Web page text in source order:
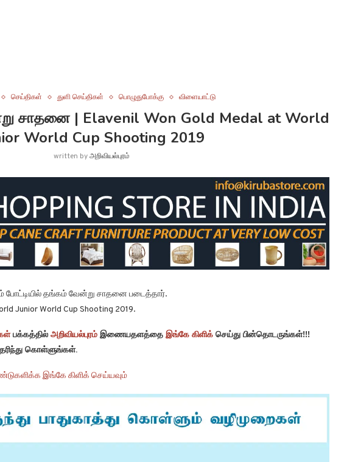
செய்திகள் துளி செய்திகள் பொழுதுபோக்கு விளையாட்டு
சாதனை | Elavenil Won Gold Medal at World
World Cup Shooting 2019
written byஅறிவியல்புரம்
போட்டியில் தங்கம் வேன்று சாதனை படைத்தார்.
Junior World Cup Shooting 2019.
பக்கத்தில் அறிவியல்புரம் இணையதளத்தை இங்கே கிளிக் செய்து பின்தொடருங்கள்!!!
கொள்ளுங்கள்.
இங்கே கிளிக் செய்யவும்